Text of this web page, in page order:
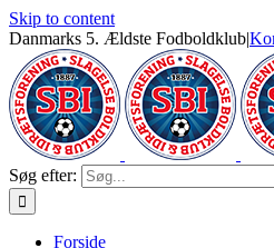
Skip to content
Danmarks 5. Ældste Fodboldklub|
Søg efter:
Forside